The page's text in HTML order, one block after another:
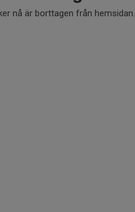
nå är borttagen från hemsidan.